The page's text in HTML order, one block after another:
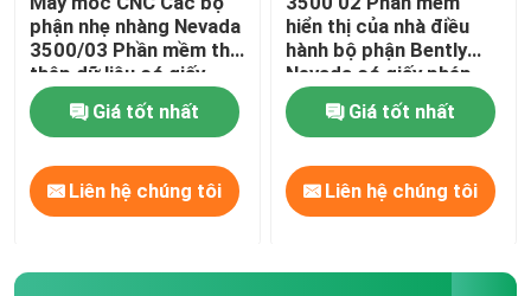
phận nhẹ nhàng Nevada
3500/03 Phần mềm thu
thập dữ liệu có giấy
phép liên quan
Giá tốt nhất
Liên hệ chúng tôi
hiển thị của nhà điều
hành bộ phận Bently
Nevada có giấy phép
liên quan
Giá tốt nhất
Liên hệ chúng tôi